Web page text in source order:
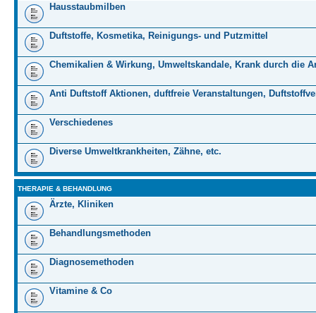
Hausstaubmilben
Duftstoffe, Kosmetika, Reinigungs- und Putzmittel
Chemikalien & Wirkung, Umweltskandale, Krank durch die
Anti Duftstoff Aktionen, duftfreie Veranstaltungen,
Verschiedenes
Diverse Umweltkrankheiten, Zähne, etc.
THERAPIE & BEHANDLUNG
Ärzte, Kliniken
Behandlungsmethoden
Diagnosemethoden
Vitamine & Co